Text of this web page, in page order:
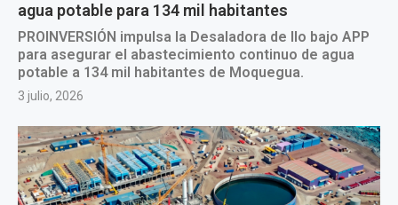
agua potable para 134 mil habitantes
PROINVERSIÓN impulsa la Desaladora de Ilo bajo APP
para asegurar el abastecimiento continuo de agua
potable a 134 mil habitantes de Moquegua.
3 julio, 2026